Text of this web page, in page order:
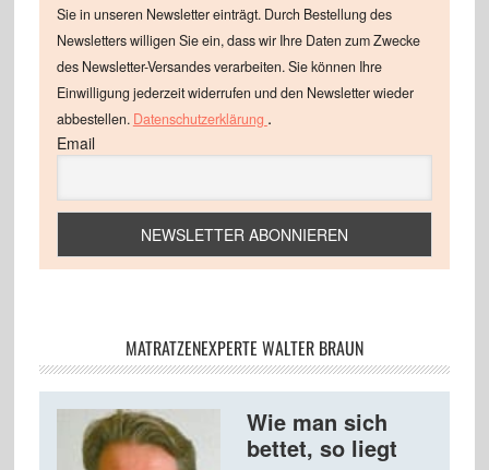
Sie in unseren Newsletter einträgt. Durch Bestellung des
Newsletters willigen Sie ein, dass wir Ihre Daten zum Zwecke
des Newsletter-Versandes verarbeiten. Sie können Ihre
Einwilligung jederzeit widerrufen und den Newsletter wieder
abbestellen. Datenschutzerklärung .
Email
MATRATZENEXPERTE WALTER BRAUN
Wie man sich
bettet, so liegt